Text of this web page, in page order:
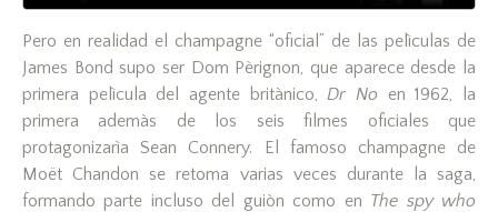
Pero en realidad el champagne “oficial” de las pelìculas de
James Bond supo ser Dom Pèrignon, que aparece desde la
primera pelìcula del agente britànico, Dr No en 1962, la
primera ademàs de los seis filmes oficiales que
protagonizarìa Sean Connery. El famoso champagne de
Moët Chandon se retoma varias veces durante la saga,
formando parte incluso del guiòn como en The spy who